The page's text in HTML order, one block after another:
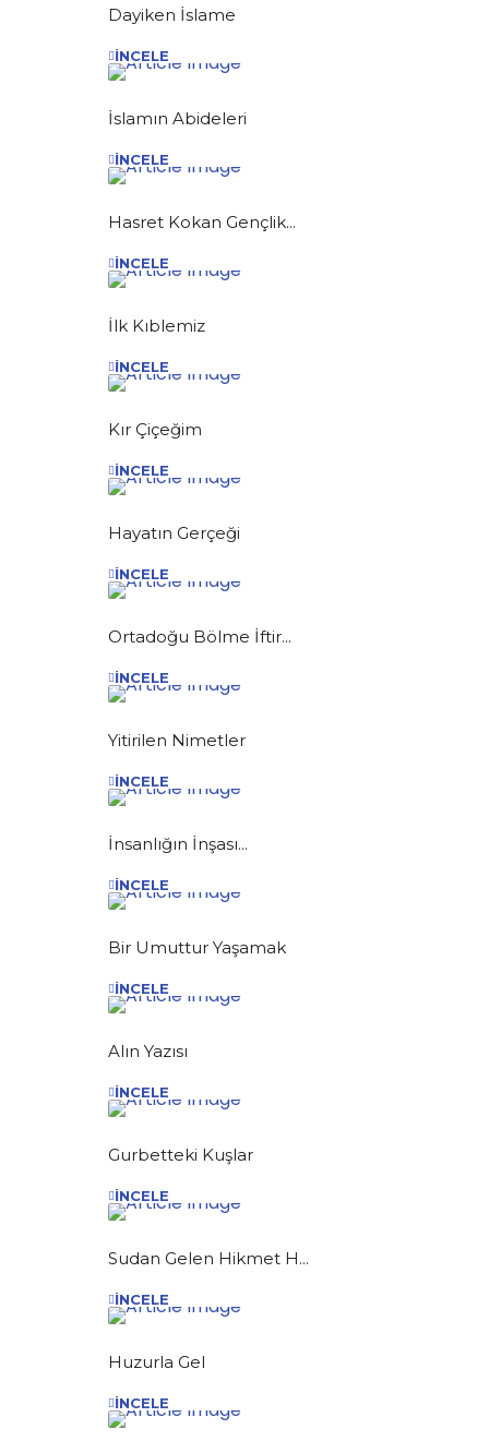
Dayiken İslame
İNCELE
İslamın Abideleri
İNCELE
Hasret Kokan Gençlik...
İNCELE
İlk Kıblemiz
İNCELE
Kır Çiçeğim
İNCELE
Hayatın Gerçeği
İNCELE
Ortadoğu Bölme İftir...
İNCELE
Yitirilen Nimetler
İNCELE
İnsanlığın İnşası...
İNCELE
Bir Umuttur Yaşamak
İNCELE
Alın Yazısı
İNCELE
Gurbetteki Kuşlar
İNCELE
Sudan Gelen Hikmet H...
İNCELE
Huzurla Gel
İNCELE